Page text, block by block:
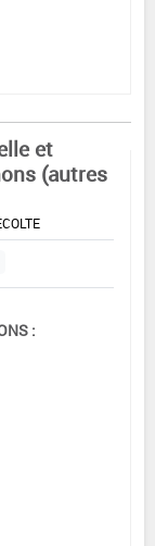
et
(autres
: